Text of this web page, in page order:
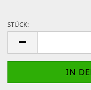
STÜCK: